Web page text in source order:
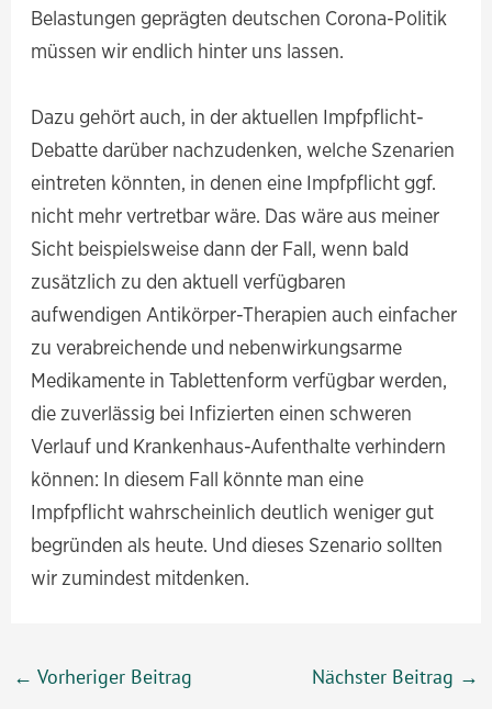
Belastungen geprägten deutschen Corona-Politik
müssen wir endlich hinter uns lassen.
Dazu gehört auch, in der aktuellen Impfpflicht-
Debatte darüber nachzudenken, welche Szenarien
eintreten könnten, in denen eine Impfpflicht ggf.
nicht mehr vertretbar wäre. Das wäre aus meiner
Sicht beispielsweise dann der Fall, wenn bald
zusätzlich zu den aktuell verfügbaren
aufwendigen Antikörper-Therapien auch einfacher
zu verabreichende und nebenwirkungsarme
Medikamente in Tablettenform verfügbar werden,
die zuverlässig bei Infizierten einen schweren
Verlauf und Krankenhaus-Aufenthalte verhindern
können: In diesem Fall könnte man eine
Impfpflicht wahrscheinlich deutlich weniger gut
begründen als heute. Und dieses Szenario sollten
wir zumindest mitdenken.
Beitragsnavigation
← Vorheriger Beitrag Nächster Beitrag →